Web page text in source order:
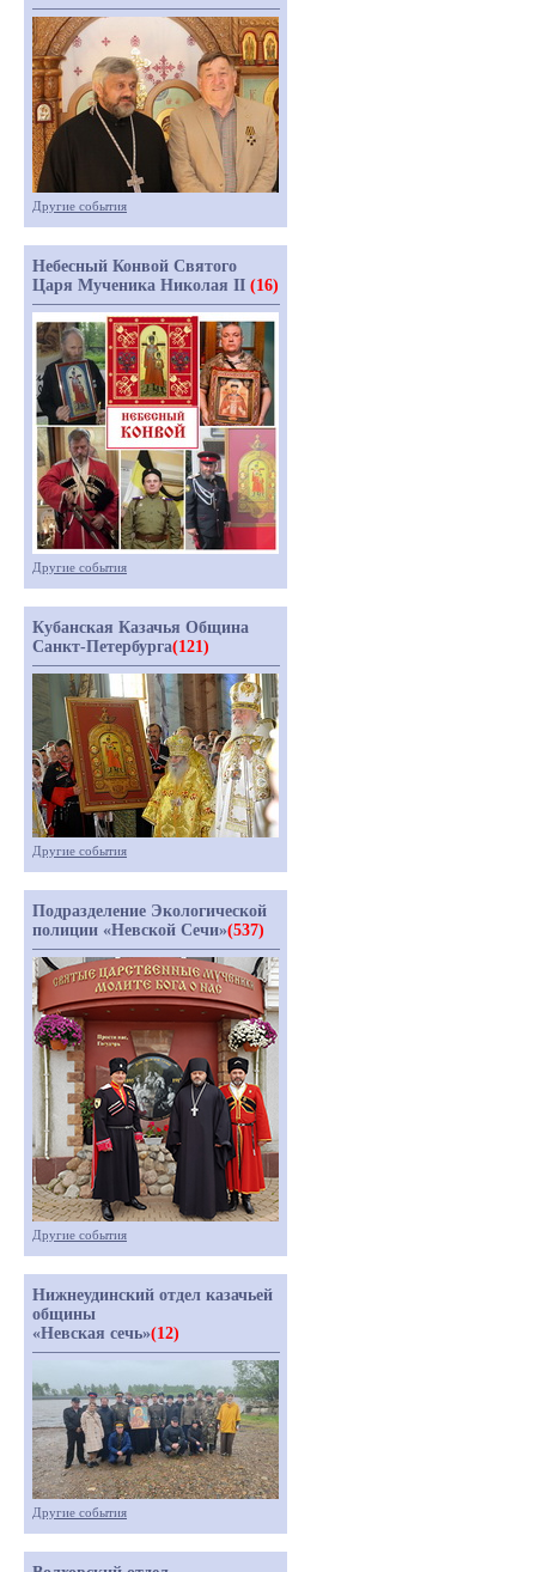
Другие события
Небесный Конвой Святого
Царя Мученика Николая II (16)
Другие события
Кубанская Казачья Община
Санкт-Петербурга(121)
Другие события
Подразделение Экологической
полиции «Невской Сечи»(537)
Другие события
Нижнеудинский отдел казачьей
общины
«Невская сечь»(12)
Другие события